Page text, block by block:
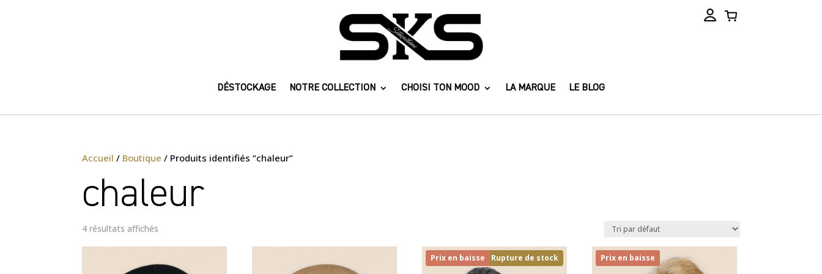
DÉSTOCKAGE NOTRE COLLECTION CHOISI TON MOOD LA MARQUE LE BLOG
Accueil / Boutique / Produits identifiés “chaleur”
chaleur
4 résultats affichés
Prix en baisse Rupture de stock Prix en baisse